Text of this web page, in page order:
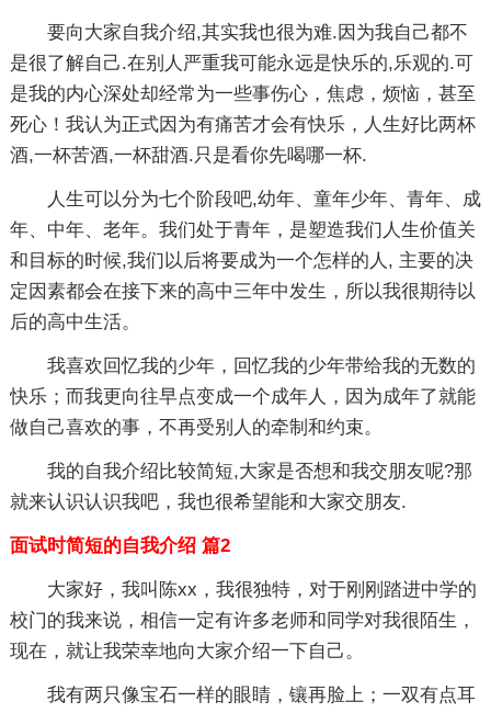
要向大家自我介绍,其实我也很为难.因为我自己都不
是很了解自己.在别人严重我可能永远是快乐的,乐观的.可
是我的内心深处却经常为一些事伤心，焦虑，烦恼，甚至
死心！我认为正式因为有痛苦才会有快乐，人生好比两杯
酒,一杯苦酒,一杯甜酒.只是看你先喝哪一杯.
人生可以分为七个阶段吧,幼年、童年少年、青年、成
年、中年、老年。我们处于青年，是塑造我们人生价值关
和目标的时候,我们以后将要成为一个怎样的人, 主要的决
定因素都会在接下来的高中三年中发生，所以我很期待以
后的高中生活。
我喜欢回忆我的少年，回忆我的少年带给我的无数的
快乐；而我更向往早点变成一个成年人，因为成年了就能
做自己喜欢的事，不再受别人的牵制和约束。
我的自我介绍比较简短,大家是否想和我交朋友呢?那
就来认识认识我吧，我也很希望能和大家交朋友.
面试时简短的自我介绍 篇2
大家好，我叫陈xx，我很独特，对于刚刚踏进中学的
校门的我来说，相信一定有许多老师和同学对我很陌生，
现在，就让我荣幸地向大家介绍一下自己。
我有两只像宝石一样的眼睛，镶再脸上；一双有点耳